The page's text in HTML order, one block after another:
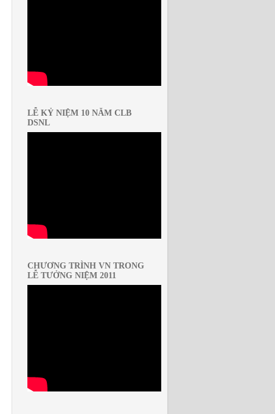
LỄ KỶ NIỆM 10 NĂM CLB
DSNL
CHƯƠNG TRÌNH VN TRONG
LỄ TƯỞNG NIỆM 2011